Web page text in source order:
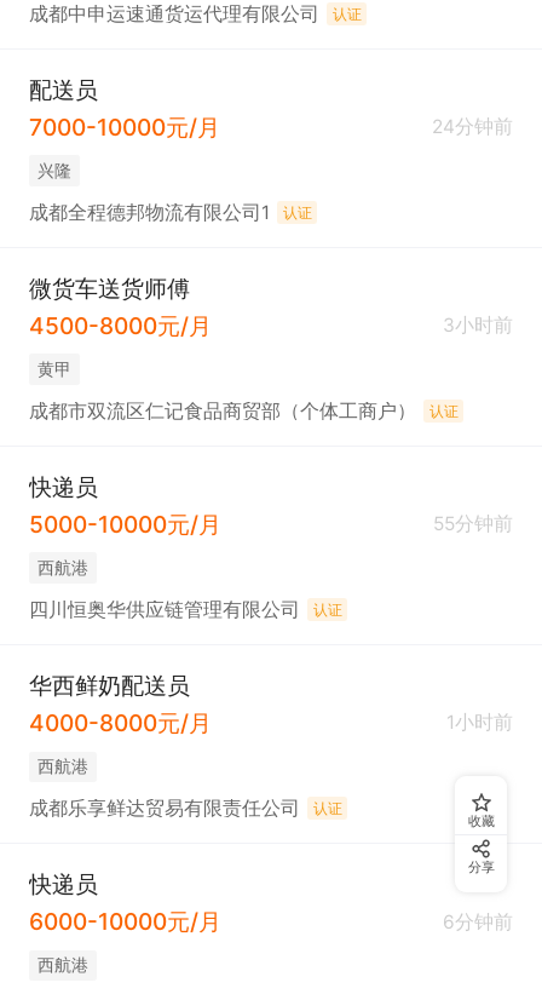
成都中申运速通货运代理有限公司 认证
配送员
7000-10000元/月
24分钟前
兴隆
成都全程德邦物流有限公司1 认证
微货车送货师傅
4500-8000元/月
3小时前
黄甲
成都市双流区仁记食品商贸部（个体工商户） 认证
快递员
5000-10000元/月
55分钟前
西航港
四川恒奥华供应链管理有限公司 认证
华西鲜奶配送员
4000-8000元/月
1小时前
西航港
成都乐享鲜达贸易有限责任公司 认证
快递员
6000-10000元/月
6分钟前
西航港
收藏
分享